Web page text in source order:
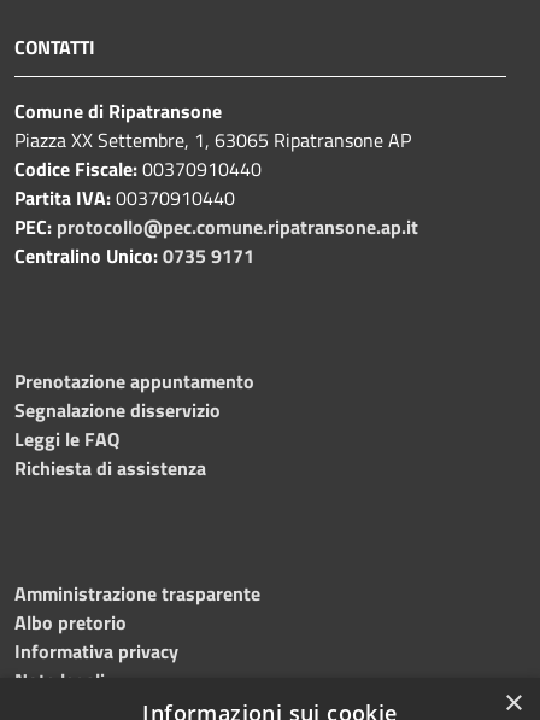
CONTATTI
Comune di Ripatransone
Piazza XX Settembre, 1, 63065 Ripatransone AP
Codice Fiscale:00370910440
Partita IVA:00370910440
PEC: protocollo@pec.comune.ripatransone.ap.it
Centralino Unico:0735 9171
Prenotazione appuntamento
Segnalazione disservizio
Leggi le FAQ
Richiesta di assistenza
Amministrazione trasparente
Albo pretorio
Informativa privacy
Note legali
Dichiarazione di accessibilità
×
Informazioni sui cookie